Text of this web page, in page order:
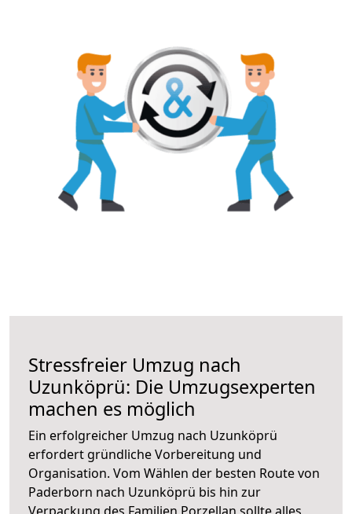
Stressfreier Umzug nach
Uzunköprü: Die Umzugsexperten
machen es möglich
Ein erfolgreicher Umzug nach Uzunköprü
erfordert gründliche Vorbereitung und
Organisation. Vom Wählen der besten Route von
Paderborn nach Uzunköprü bis hin zur